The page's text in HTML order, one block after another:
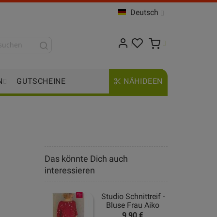
Deutsch
GUTSCHEINE NÄHIDEEN
Das könnte Dich auch
interessieren
Studio Schnittreif -
Bluse Frau Aiko